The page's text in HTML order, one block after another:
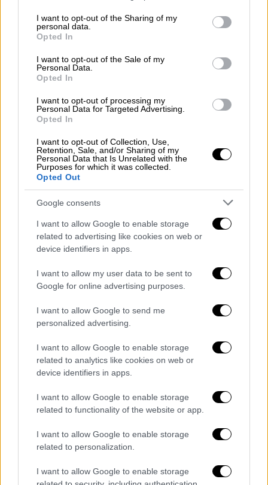
not limited to your visit or usage behaviour. You may click to
grant or deny consent to Google and its third-party tags to
use your data for below specified purposes in below Google
consent section.
I want to opt-out of the Sharing of my
personal data.
Opted In
I want to opt-out of the Sale of my
Personal Data.
Opted In
I want to opt-out of processing my
Personal Data for Targeted Advertising.
Opted In
I want to opt-out of Collection, Use,
Retention, Sale, and/or Sharing of my
Personal Data that Is Unrelated with the
Purposes for which it was collected.
Opted Out
Google consents
I want to allow Google to enable storage
related to advertising like cookies on web or
device identifiers in apps.
I want to allow my user data to be sent to
Google for online advertising purposes.
I want to allow Google to send me
personalized advertising.
I want to allow Google to enable storage
related to analytics like cookies on web or
device identifiers in apps.
I want to allow Google to enable storage
related to functionality of the website or app.
I want to allow Google to enable storage
related to personalization.
I want to allow Google to enable storage
ostraka2.jpg
φωτό: Shutterstock
Στα ιχθυοπωλεία βρίσκουμε συνήθως μύδια,
που καλλιεργούνται σε πολλές περιοχές της
χώρας, κυδώνια και γυαλιστερές. Όλα τα
όστρακα πάντως προετοιμάζονται με τον
ίδιο τρόπο. Τα φρέσκα μύδια, ειδικά, είναι τα
προσεκτικά το κέλυφός τους με ένα μαχαίρι
ή το ειδικό μεταλλικό βουρτσάκι, για να
φύγουν τα χορταράκια που τα συγκρατούσαν
στις κολόνες πολλαπλασιασμού τους ή στα
βράχια, αν πρόκειται για άγρια. Για να φύγουν
η άμμος ή η λάσπη από το εσωτερικό τους,
πρέπει να τα αφήσετε σε νερό με άφθονο
αλάτι γιατί έτσι ξεγελιούνται, νομίζουν πως
βρίσκονται στη θάλασσα κι ανοίγουν
καλύτερα. Αυτό βέβαια ισχύει για όλα τα
όστρακα. Μετά τα ξεπλένετε κι είναι έτοιμα
για την κατσαρόλα σας. Εννοείται ότι
Τα μύδια συνήθως καταναλώνονται
μαγειρεμένα στην κατσαρόλα, à la marinière,
δηλαδή αχνιστά σε κρασί με διάφορα
αρωματικά. Επειδή ο ζωμός τους μπορεί να
στην κατσαρόλα για να τον δέσετε με
βούτυρο, θυμηθείτε πρώτα να τον
φιλτράρετε με λεπτή γάζα και λεπτή σήτα